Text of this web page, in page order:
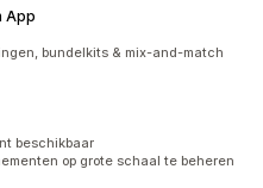
App
bundelkits & mix-and-match
beschikbaar
op grote schaal te beheren